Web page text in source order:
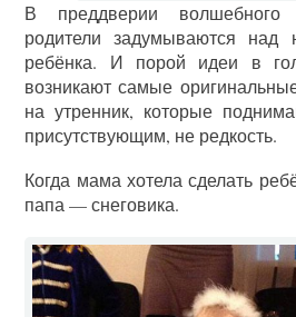
В преддверии волшебного
родители задумываются над
ребёнка. И порой идеи в
возникают самые
на утренник, которые
присутствующим, не редкость.
Когда мама хотела сделать
папа — снеговика.